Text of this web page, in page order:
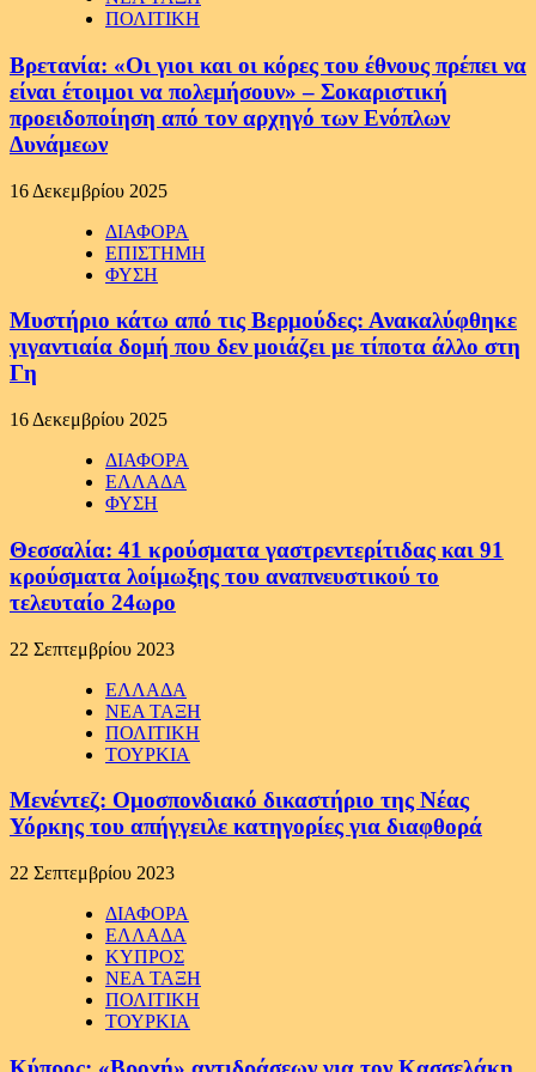
ΠΟΛΙΤΙΚΗ
Βρετανία: «Οι γιοι και οι κόρες του έθνους πρέπει να
είναι έτοιμοι να πολεμήσουν» – Σοκαριστική
προειδοποίηση από τον αρχηγό των Ενόπλων
Δυνάμεων
16 Δεκεμβρίου 2025
ΔΙΑΦΟΡΑ
ΕΠΙΣΤΗΜΗ
ΦΥΣΗ
Μυστήριο κάτω από τις Βερμούδες: Ανακαλύφθηκε
γιγαντιαία δομή που δεν μοιάζει με τίποτα άλλο στη
Γη
16 Δεκεμβρίου 2025
ΔΙΑΦΟΡΑ
ΕΛΛΑΔΑ
ΦΥΣΗ
Θεσσαλία: 41 κρούσματα γαστρεντερίτιδας και 91
κρούσματα λοίμωξης του αναπνευστικού το
τελευταίο 24ωρο
22 Σεπτεμβρίου 2023
ΕΛΛΑΔΑ
ΝΕΑ ΤΑΞΗ
ΠΟΛΙΤΙΚΗ
ΤΟΥΡΚΙΑ
Μενέντεζ: Ομοσπονδιακό δικαστήριο της Νέας
Υόρκης του απήγγειλε κατηγορίες για διαφθορά
22 Σεπτεμβρίου 2023
ΔΙΑΦΟΡΑ
ΕΛΛΑΔΑ
ΚΥΠΡΟΣ
ΝΕΑ ΤΑΞΗ
ΠΟΛΙΤΙΚΗ
ΤΟΥΡΚΙΑ